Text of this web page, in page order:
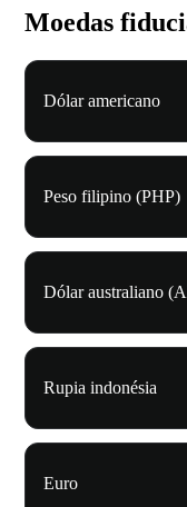
Moedas
Dólar americano
Peso filipino (PHP)
Dólar australiano
Rupia indonésia
Euro